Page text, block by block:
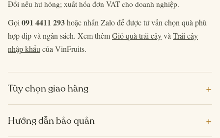
Đổi nếu hư hỏng; xuất hóa đơn VAT cho doanh nghiệp.
Gọi 091 4411 293hoặc nhắn Zalo để được tư vấn chọn quà phù
hợp dịp và ngân sách. Xem thêmGiỏ quà trái câyvà Trái cây
nhập khẩu của VinFruits.
Tùy chọn giao hàng +
Hướng dẫn bảo quản +